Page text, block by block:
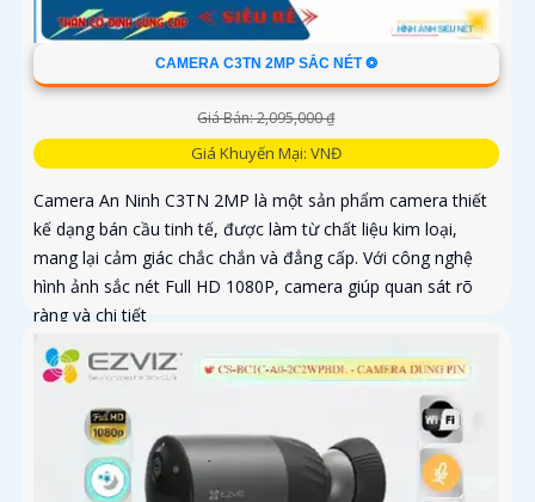
CAMERA C3TN 2MP SẮC NÉT ❂
Giá Bán: 2,095,000 ₫
Giá Khuyến Mại: VNĐ
Camera An Ninh C3TN 2MP là một sản phẩm camera thiết
kế dạng bán cầu tinh tế, được làm từ chất liệu kim loại,
mang lại cảm giác chắc chắn và đẳng cấp. Với công nghệ
hình ảnh sắc nét Full HD 1080P, camera giúp quan sát rõ
ràng và chi tiết